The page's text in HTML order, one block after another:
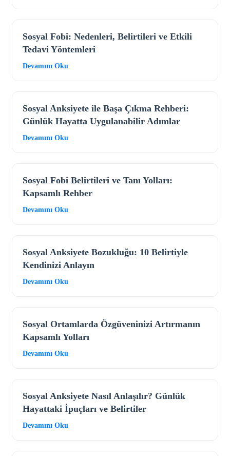
Sosyal Fobi: Nedenleri, Belirtileri ve Etkili
Tedavi Yöntemleri
Devamını Oku
Sosyal Anksiyete ile Başa Çıkma Rehberi:
Günlük Hayatta Uygulanabilir Adımlar
Devamını Oku
Sosyal Fobi Belirtileri ve Tanı Yolları:
Kapsamlı Rehber
Devamını Oku
Sosyal Anksiyete Bozukluğu: 10 Belirtiyle
Kendinizi Anlayın
Devamını Oku
Sosyal Ortamlarda Özgüveninizi Artırmanın
Kapsamlı Yolları
Devamını Oku
Sosyal Anksiyete Nasıl Anlaşılır? Günlük
Hayattaki İpuçları ve Belirtiler
Devamını Oku